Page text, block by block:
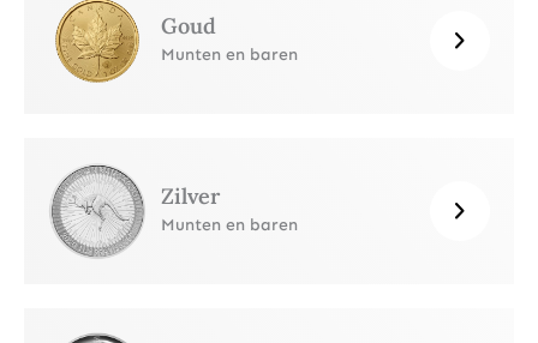
Goud
Munten en baren
Zilver
Munten en baren